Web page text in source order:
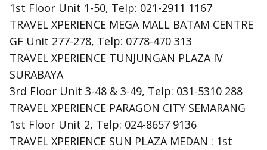
1st Floor Unit 1-50, Telp: 021-2911 1167
TRAVEL XPERIENCE MEGA MALL BATAM CENTRE
GF Unit 277-278, Telp: 0778-470 313
TRAVEL XPERIENCE TUNJUNGAN PLAZA IV
SURABAYA
3rd Floor Unit 3-48 & 3-49, Telp: 031-5310 288
TRAVEL XPERIENCE PARAGON CITY SEMARANG
1st Floor Unit 2, Telp: 024-8657 9136
TRAVEL XPERIENCE SUN PLAZA MEDAN : 1st